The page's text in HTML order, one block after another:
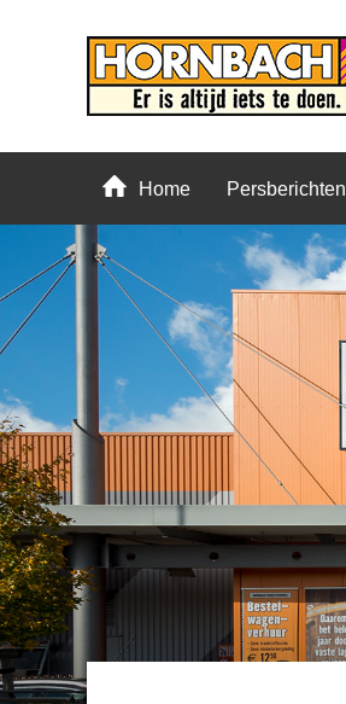
Home Persberichten